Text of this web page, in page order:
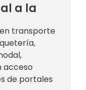
a la
transporte
acceso
de portales